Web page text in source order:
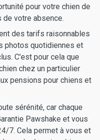
pour votre chien de
votre absence.
des tarifs raisonnables
photos quotidiennes et
C'est pour cela que
chez un particulier
pensions pour chiens et
sérénité, car chaque
Pawshake et vous
7. Cela permet à vous et